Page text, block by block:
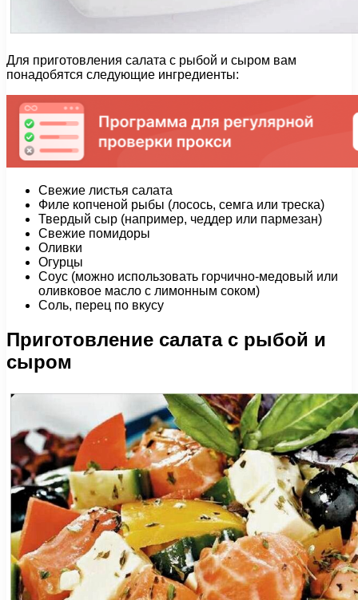
Для приготовления салата с рыбой и сыром вам
понадобятся следующие ингредиенты:
Свежие листья салата
Филе копченой рыбы (лосось, семга или треска)
Твердый сыр (например, чеддер или пармезан)
Свежие помидоры
Оливки
Огурцы
Соус (можно использовать горчично-медовый или
оливковое масло с лимонным соком)
Соль, перец по вкусу
Приготовление салата с рыбой и
сыром